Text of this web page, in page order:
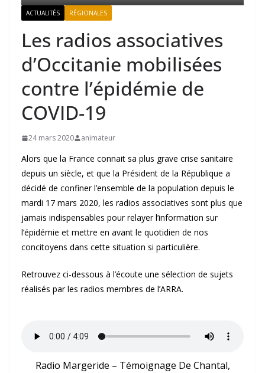
ACTUALITÉS RÉGIONALES
Les radios associatives
d’Occitanie mobilisées
contre l’épidémie de
COVID-19
24 mars 2020 animateur
Alors que la France connait sa plus grave crise sanitaire
depuis un siècle, et que la Président de la République a
décidé de confiner l’ensemble de la population depuis le
mardi 17 mars 2020, les radios associatives sont plus que
jamais indispensables pour relayer l’information sur
l’épidémie et mettre en avant le quotidien de nos
concitoyens dans cette situation si particulière.
Retrouvez ci-dessous à l’écoute une sélection de sujets
réalisés par les radios membres de l’ARRA.
Radio Margeride – Témoignage De Chantal,